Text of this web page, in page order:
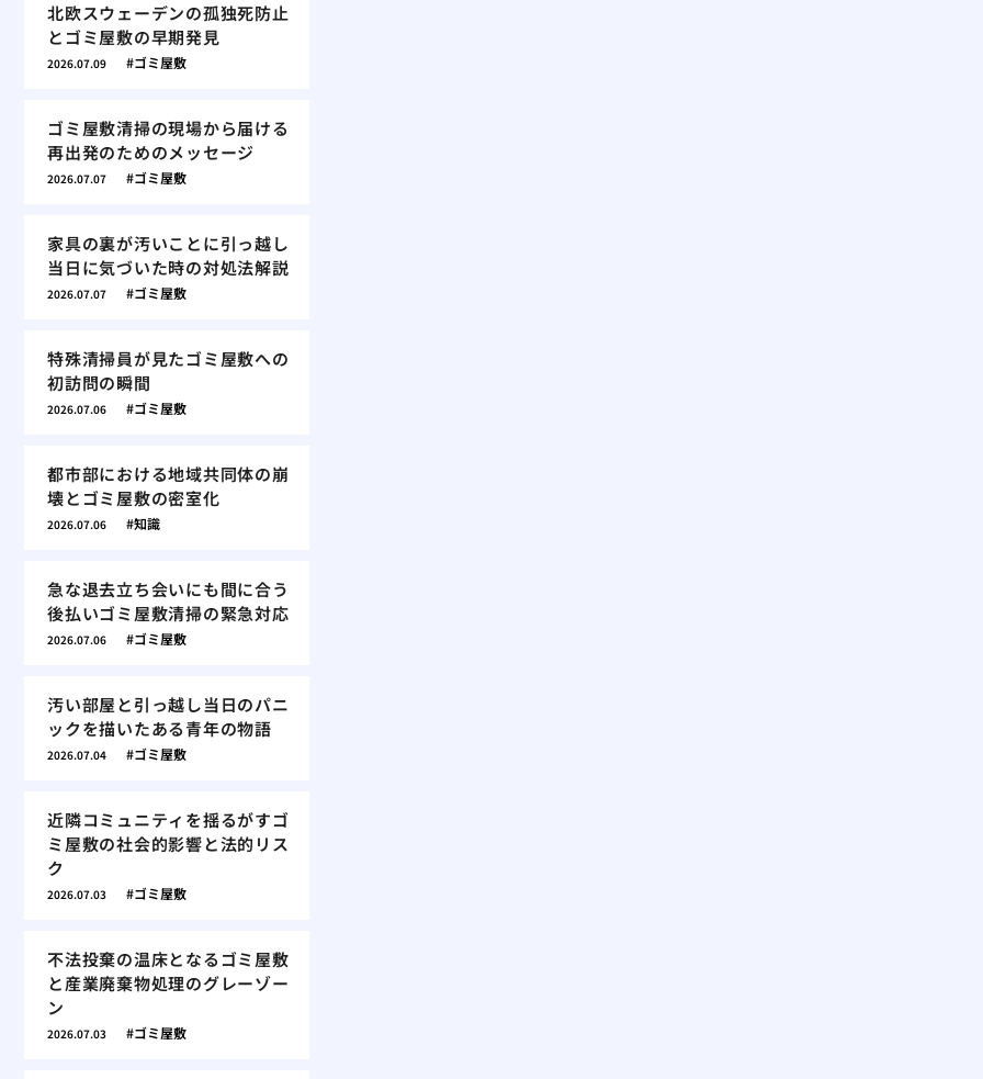
北欧スウェーデンの孤独死防止
とゴミ屋敷の早期発見
2026.07.09 ゴミ屋敷
ゴミ屋敷清掃の現場から届ける
再出発のためのメッセージ
2026.07.07 ゴミ屋敷
家具の裏が汚いことに引っ越し
当日に気づいた時の対処法解説
2026.07.07 ゴミ屋敷
特殊清掃員が見たゴミ屋敷への
初訪問の瞬間
2026.07.06 ゴミ屋敷
都市部における地域共同体の崩
壊とゴミ屋敷の密室化
2026.07.06 知識
急な退去立ち会いにも間に合う
後払いゴミ屋敷清掃の緊急対応
2026.07.06 ゴミ屋敷
汚い部屋と引っ越し当日のパニ
ックを描いたある青年の物語
2026.07.04 ゴミ屋敷
近隣コミュニティを揺るがすゴ
ミ屋敷の社会的影響と法的リス
ク
2026.07.03 ゴミ屋敷
不法投棄の温床となるゴミ屋敷
と産業廃棄物処理のグレーゾー
ン
2026.07.03 ゴミ屋敷